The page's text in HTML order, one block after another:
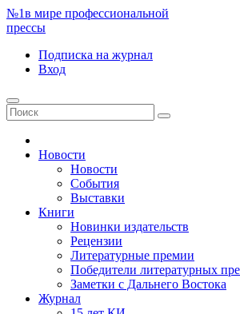
№1в мире профессиональной
прессы
Подписка на журнал
Вход
Новости
Новости
События
Выставки
Книги
Новинки издательств
Рецензии
Литературные премии
Победители литературных
Заметки с Дальнего Востока
Журнал